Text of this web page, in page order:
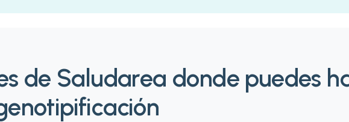
de Saludarea donde puedes